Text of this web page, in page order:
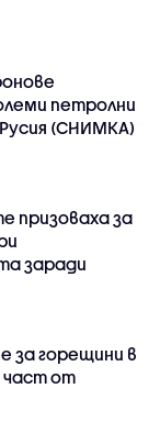
петролни
(СНИМКА)
призоваха за
заради
за горещини в
част от